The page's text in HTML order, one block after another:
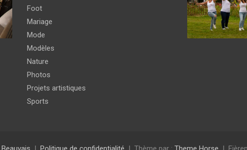
Foot
Mariage
Mode
Modèles
Nature
Photos
Projets artistiques
Sports